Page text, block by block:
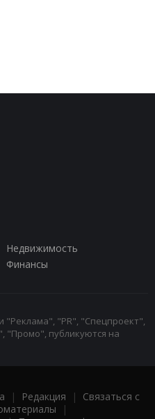
Недвижимость
Финансы
"PR", "Спецпроект",
"Промо", публикуются на
| Редакция | Связаться с
|